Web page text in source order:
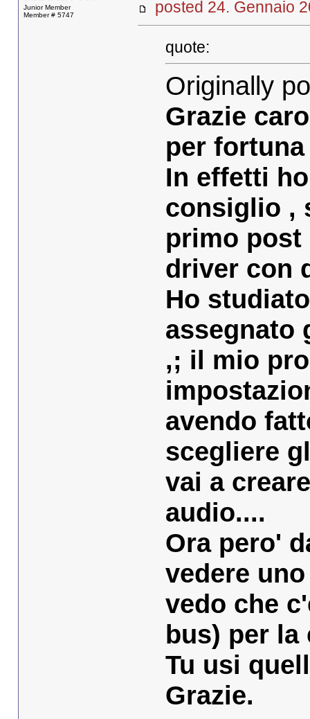
Junior Member
Member # 5747
posted 24.
quote:
Originally
Grazie
per
In effetti
consiglio ,
primo post
driver con
Ho
assegnato
,; il mio
avendo
scegliere
vai a
audio....
Ora pero'
vedere
vedo che
bus) per la
Tu usi
Grazie.